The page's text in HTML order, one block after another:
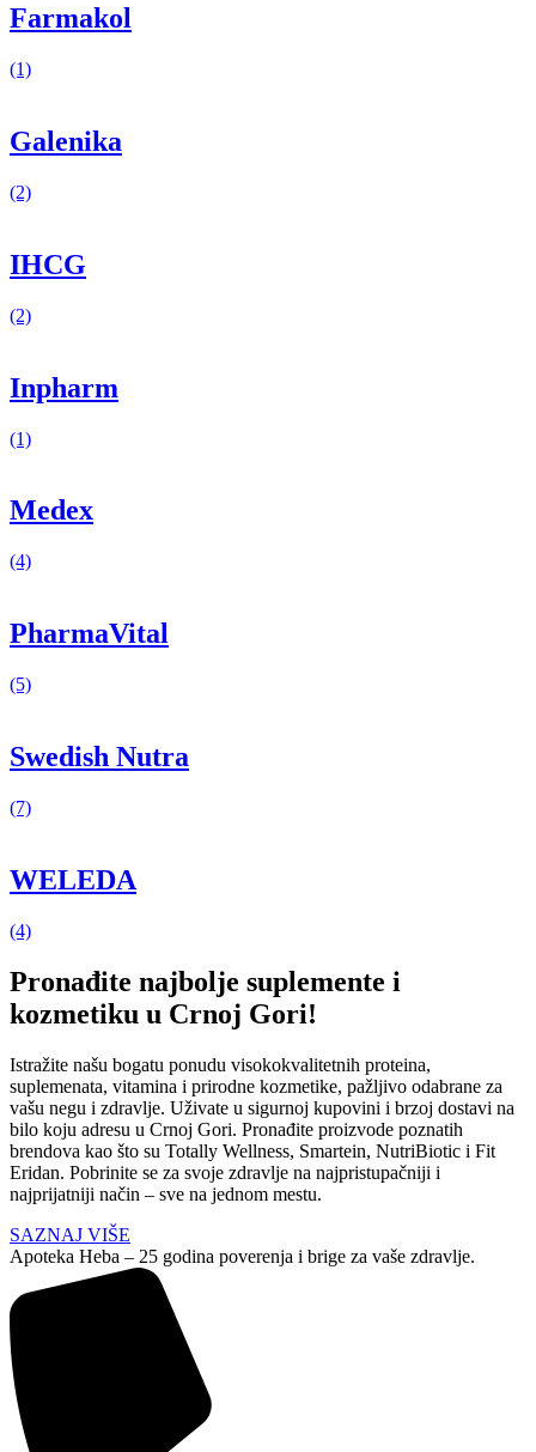
Farmakol
(1)
Galenika
(2)
IHCG
(2)
Inpharm
(1)
Medex
(4)
PharmaVital
(5)
Swedish Nutra
(7)
WELEDA
(4)
Pronađite najbolje suplemente i
kozmetiku u Crnoj Gori!
Istražite našu bogatu ponudu visokokvalitetnih proteina,
suplemenata, vitamina i prirodne kozmetike, pažljivo odabrane za
vašu negu i zdravlje. Uživate u sigurnoj kupovini i brzoj dostavi na
bilo koju adresu u Crnoj Gori. Pronađite proizvode poznatih
brendova kao što su Totally Wellness, Smartein, NutriBiotic i Fit
Eridan. Pobrinite se za svoje zdravlje na najpristupačniji i
najprijatniji način – sve na jednom mestu.
SAZNAJ VIŠE
Apoteka Heba – 25 godina poverenja i brige za vaše zdravlje.